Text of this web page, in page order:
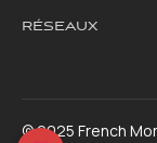
RÉSEAUX
© 2025 French